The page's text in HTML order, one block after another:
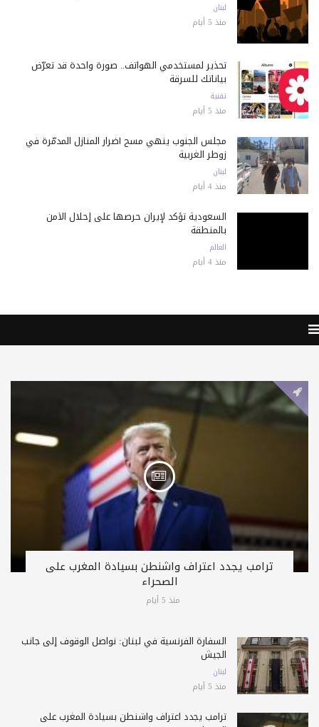
لبنان
منذ 5 أيام
تحذير لمستخدمي الهواتف.. صورة واحدة قد تعرّض
بياناتك للسرقة
تقنية
منذ 5 أيام
مجلس الجنوب ينهي مسح أضرار المنازل المدمّرة في
زوطر الغربية
لبنان
منذ 4 أيام
السعودية تؤكد لإيران حرصها على إحلال الأمن
بالمنطقة
العالم
منذ 4 أيام
ترامب يجدد اعتراف واشنطن بسيادة المغرب على
الصحراء
منذ 5 أيام
السفارة الفرنسية في لبنان: نواصل الوقوف إلى جانب
الجيش
لبنان
منذ 5 أيام
ترامب يجدد اعتراف واشنطن بسيادة المغرب على